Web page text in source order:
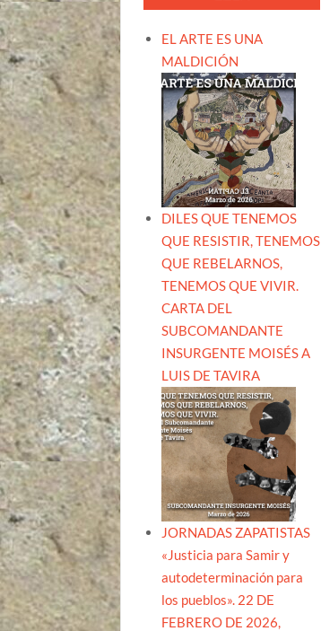
EL ARTE ES UNA
MALDICIÓN
DILES QUE TENEMOS
QUE RESISTIR, TENEMOS
QUE REBELARNOS,
TENEMOS QUE VIVIR.
CARTA DEL
SUBCOMANDANTE
INSURGENTE MOISÉS A
LUIS DE TAVIRA
JORNADAS ZAPATISTAS
«Justicia para Samir y
autodeterminación para
los pueblos». 22 DE
FEBRERO DE 2026,